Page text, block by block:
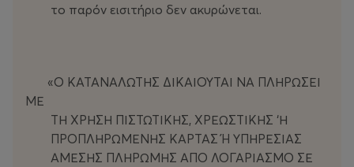
το παρόν εισιτήριο δεν ακυρώνεται.
«Ο ΚΑΤΑΝΑΛΩΤΗΣ ΔΙΚΑΙΟΥΤΑΙ ΝΑ ΠΛΗΡΩΣΕΙ
ΜΕ
ΤΗ ΧΡΗΣΗ ΠΙΣΤΩΤΙΚΗΣ, ΧΡΕΩΣΤΙΚΗΣ ‘Η
ΠΡΟΠΛΗΡΩΜΕΝΗΣ ΚΑΡΤΑΣ Ή ΥΠΗΡΕΣΙΑΣ
ΑΜΕΣΗΣ ΠΛΗΡΩΜΗΣ ΑΠΟ ΛΟΓΑΡΙΑΣΜΟ ΣΕ